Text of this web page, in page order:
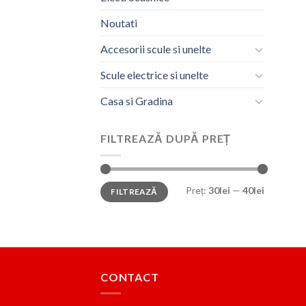
Noutati
Accesorii scule si unelte
Scule electrice si unelte
Casa si Gradina
FILTREAZĂ DUPĂ PREȚ
Preț
minim
Preț
maxim
FILTREAZĂ Preț: 30lei — 40lei
CONTACT